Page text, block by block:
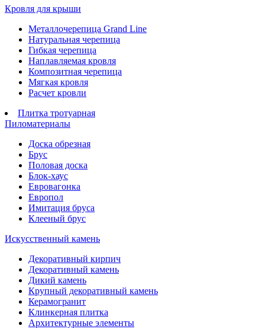
Кровля для крыши
Металлочерепица Grand Line
Натуральная черепица
Гибкая черепица
Наплавляемая кровля
Композитная черепица
Мягкая кровля
Расчет кровли
Плитка тротуарная
Пиломатериалы
Доска обрезная
Брус
Половая доска
Блок-хаус
Евровагонка
Европол
Имитация бруса
Клееный брус
Искусственный камень
Декоративный кирпич
Декоративный камень
Дикий камень
Крупный декоративный камень
Керамогранит
Клинкерная плитка
Архитектурные элементы